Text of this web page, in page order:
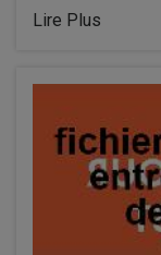
Lire Plus